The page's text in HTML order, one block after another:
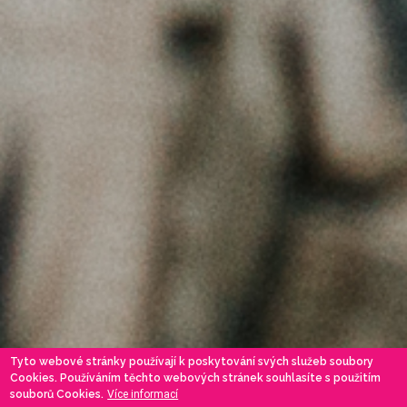
Tyto webové stránky používají k poskytování svých služeb soubory
Cookies. Používáním těchto webových stránek souhlasíte s použitím
souborů Cookies. Více informací